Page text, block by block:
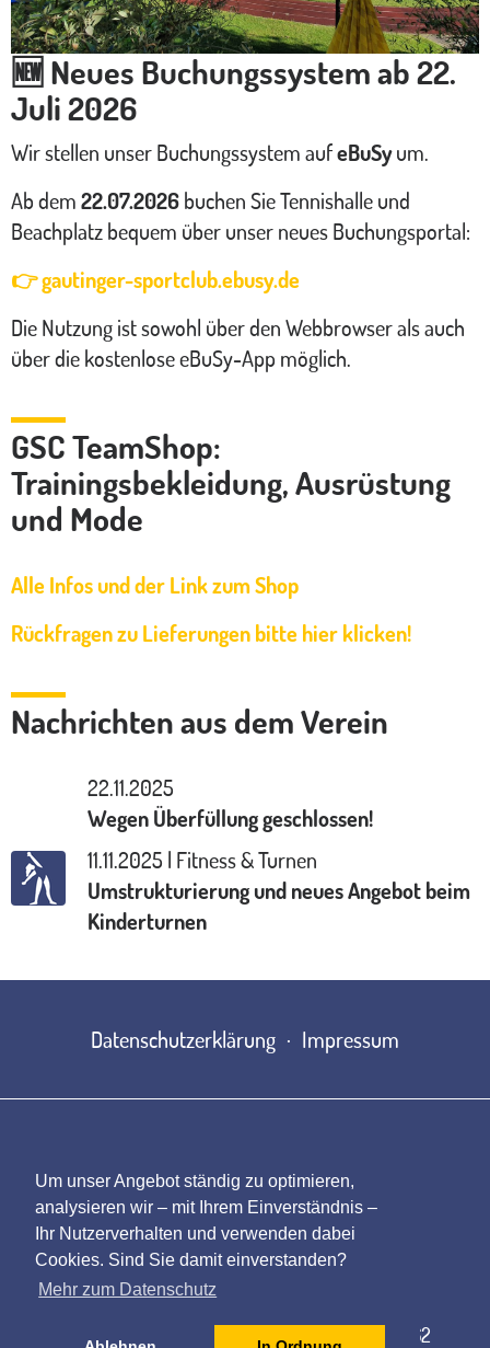
Um unser Angebot ständig zu optimieren,
analysieren wir – mit Ihrem Einverständnis –
Ihr Nutzerverhalten und verwenden dabei
Cookies. Sind Sie damit einverstanden?
Mehr zum Datenschutz
🆕 Neues Buchungssystem ab 22.
Juli 2026
Wir stellen unser Buchungssystem aufeBuSyum.
Ab dem22.07.2026buchen Sie Tennishalle und
Beachplatz bequem über unser neues Buchungsportal:
👉 gautinger-sportclub.ebusy.de
Die Nutzung ist sowohl über den Webbrowser als auch
über die kostenlose eBuSy-App möglich.
GSC TeamShop:
Trainingsbekleidung, Ausrüstung
und Mode
Alle Infos und der Link zum Shop
Rückfragen zu Lieferungen bitte hier klicken!
Nachrichten aus dem Verein
22.11.2025
Wegen Überfüllung geschlossen!
11.11.2025 | Fitness & Turnen
Umstrukturierung und neues Angebot beim
Kinderturnen
Datenschutzerklärung Impressum
Gautinger SportClub e.V.
Telefon: 089 8502952 · Telefax: 089 89340662